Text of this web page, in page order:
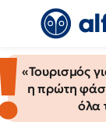
«Τουρισμός
η πρώτη
όλα